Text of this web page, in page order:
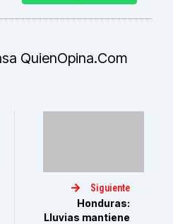
QuienOpina.com
Siguiente
Honduras:
Lluvias mantiene